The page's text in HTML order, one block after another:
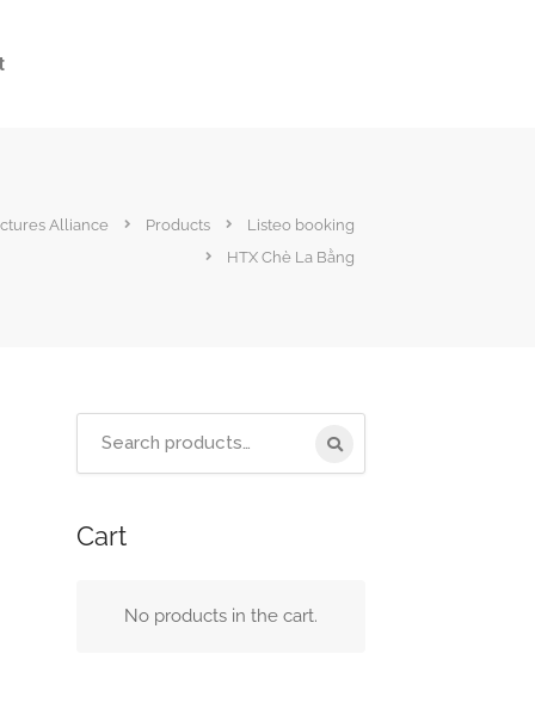
Alliance Products
Listeo booking
HTX Chè La Bằng
Cart
No products in the cart.